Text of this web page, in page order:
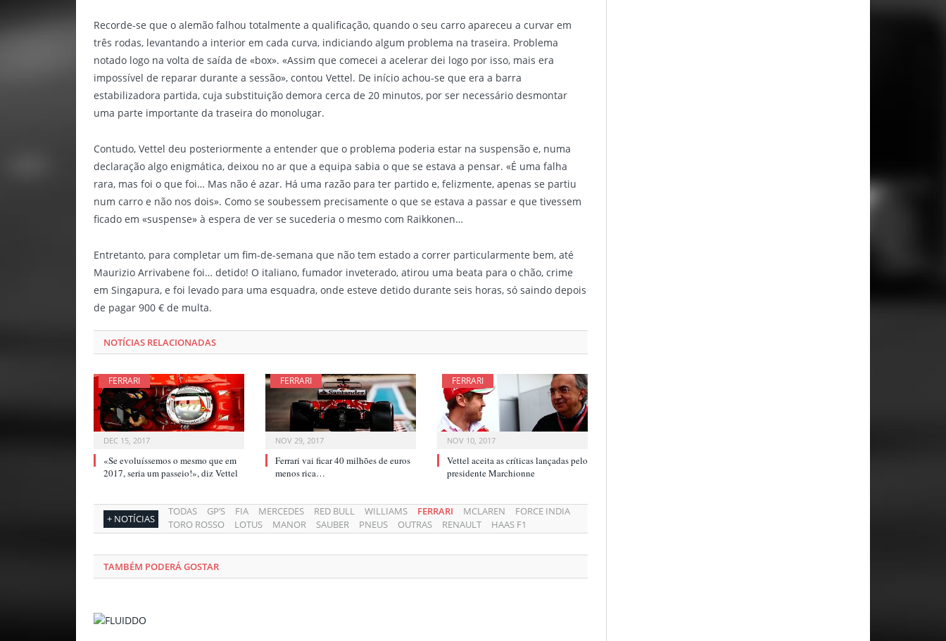
Recorde-se que o alemão falhou totalmente a qualificação, quando o seu carro apareceu a curvar em
três rodas, levantando a interior em cada curva, indiciando algum problema na traseira. Problema
notado logo na volta de saída de «box». «Assim que comecei a acelerar dei logo por isso, mais era
impossível de reparar durante a sessão», contou Vettel. De início achou-se que era a barra
estabilizadora partida, cuja substituição demora cerca de 20 minutos, por ser necessário desmontar
uma parte importante da traseira do monolugar.
Contudo, Vettel deu posteriormente a entender que o problema poderia estar na suspensão e, numa
declaração algo enigmática, deixou no ar que a equipa sabia o que se estava a pensar. «É uma falha
rara, mas foi o que foi… Mas não é azar. Há uma razão para ter partido e, felizmente, apenas se partiu
num carro e não nos dois». Como se soubessem precisamente o que se estava a passar e que tivessem
ficado em «suspense» à espera de ver se sucederia o mesmo com Raikkonen…
Entretanto, para completar um fim-de-semana que não tem estado a correr particularmente bem, até
Maurizio Arrivabene foi… detido! O italiano, fumador inveterado, atirou uma beata para o chão, crime
em Singapura, e foi levado para uma esquadra, onde esteve detido durante seis horas, só saindo depois
de pagar 900 € de multa.
NOTÍCIAS RELACIONADAS
FERRARI
DEC 15, 2017
«Se evoluíssemos o mesmo que em
2017, seria um passeio!», diz Vettel
FERRARI
NOV 29, 2017
Ferrari vai ficar 40 milhões de euros
menos rica…
FERRARI
NOV 10, 2017
Vettel aceita as críticas lançadas pelo
presidente Marchionne
+ NOTÍCIAS
TODAS GP’S FIA MERCEDES RED BULL WILLIAMS FERRARI MCLAREN
FORCE INDIA
TORO ROSSO
LOTUS MANOR SAUBER PNEUS OUTRAS RENAULT HAAS F1
TAMBÉM PODERÁ GOSTAR